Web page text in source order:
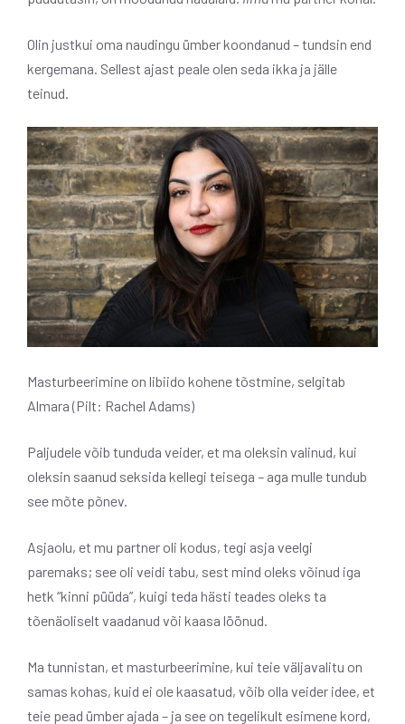
Olin justkui oma naudingu ümber koondanud – tundsin end
kergemana. Sellest ajast peale olen seda ikka ja jälle
teinud.
Masturbeerimine on libiido kohene tõstmine, selgitab
Almara (Pilt: Rachel Adams)
Paljudele võib tunduda veider, et ma oleksin valinud, kui
oleksin saanud seksida kellegi teisega – aga mulle tundub
see mõte põnev.
Asjaolu, et mu partner oli kodus, tegi asja veelgi
paremaks; see oli veidi tabu, sest mind oleks võinud iga
hetk “kinni püüda”, kuigi teda hästi teades oleks ta
tõenäoliselt vaadanud või kaasa löönud.
Ma tunnistan, et masturbeerimine, kui teie väljavalitu on
samas kohas, kuid ei ole kaasatud, võib olla veider idee, et
teie pead ümber ajada – ja see on tegelikult esimene kord,